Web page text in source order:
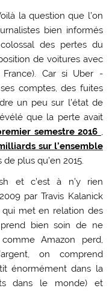
la question que l’on
bien informés
des pertes du
de voitures avec
France). Car si Uber -
comptes, des fuites
un peu sur l’état de
que la perte avait
semestre 2016 ,
sur l’ensemble
plus qu’en 2015.
et c’est à n’y rien
par Travis Kalanick
qui met en relation des
bien soin de ne
Amazon perd,
on comprend
énormément dans la
dans le monde) et